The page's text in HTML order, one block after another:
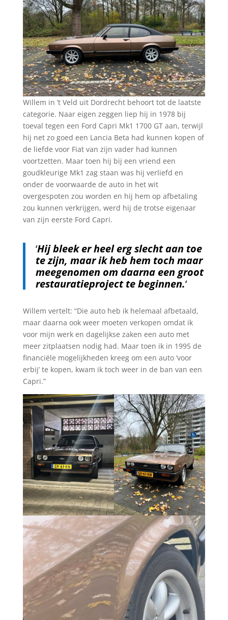
Willem in ’t Veld uit Dordrecht behoort tot de laatste
categorie. Naar eigen zeggen liep hij in 1978 bij
toeval tegen een Ford Capri Mk1 1700 GT aan, terwijl
hij net zo goed een Lancia Beta had kunnen kopen of
de liefde voor Fiat van zijn vader had kunnen
voortzetten. Maar toen hij bij een vriend een
goudkleurige Mk1 zag staan was hij verliefd en
onder de voorwaarde de auto in het wit
overgespoten zou worden en hij hem op afbetaling
zou kunnen verkrijgen, werd hij de trotse eigenaar
van zijn eerste Ford Capri.
‘Hij bleek er heel erg slecht aan toe
te zijn, maar ik heb hem toch maar
meegenomen om daarna een groot
restauratieproject te beginnen.‘
Willem vertelt: “Die auto heb ik helemaal afbetaald,
maar daarna ook weer moeten verkopen omdat ik
voor mijn werk en dagelijkse zaken een auto met
meer zitplaatsen nodig had. Maar toen ik in 1995 de
financiële mogelijkheden kreeg om een auto ‘voor
erbij’ te kopen, kwam ik toch weer in de ban van een
Capri.”